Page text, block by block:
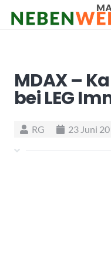
MDAX –
bei LEG
RG 23 Juni